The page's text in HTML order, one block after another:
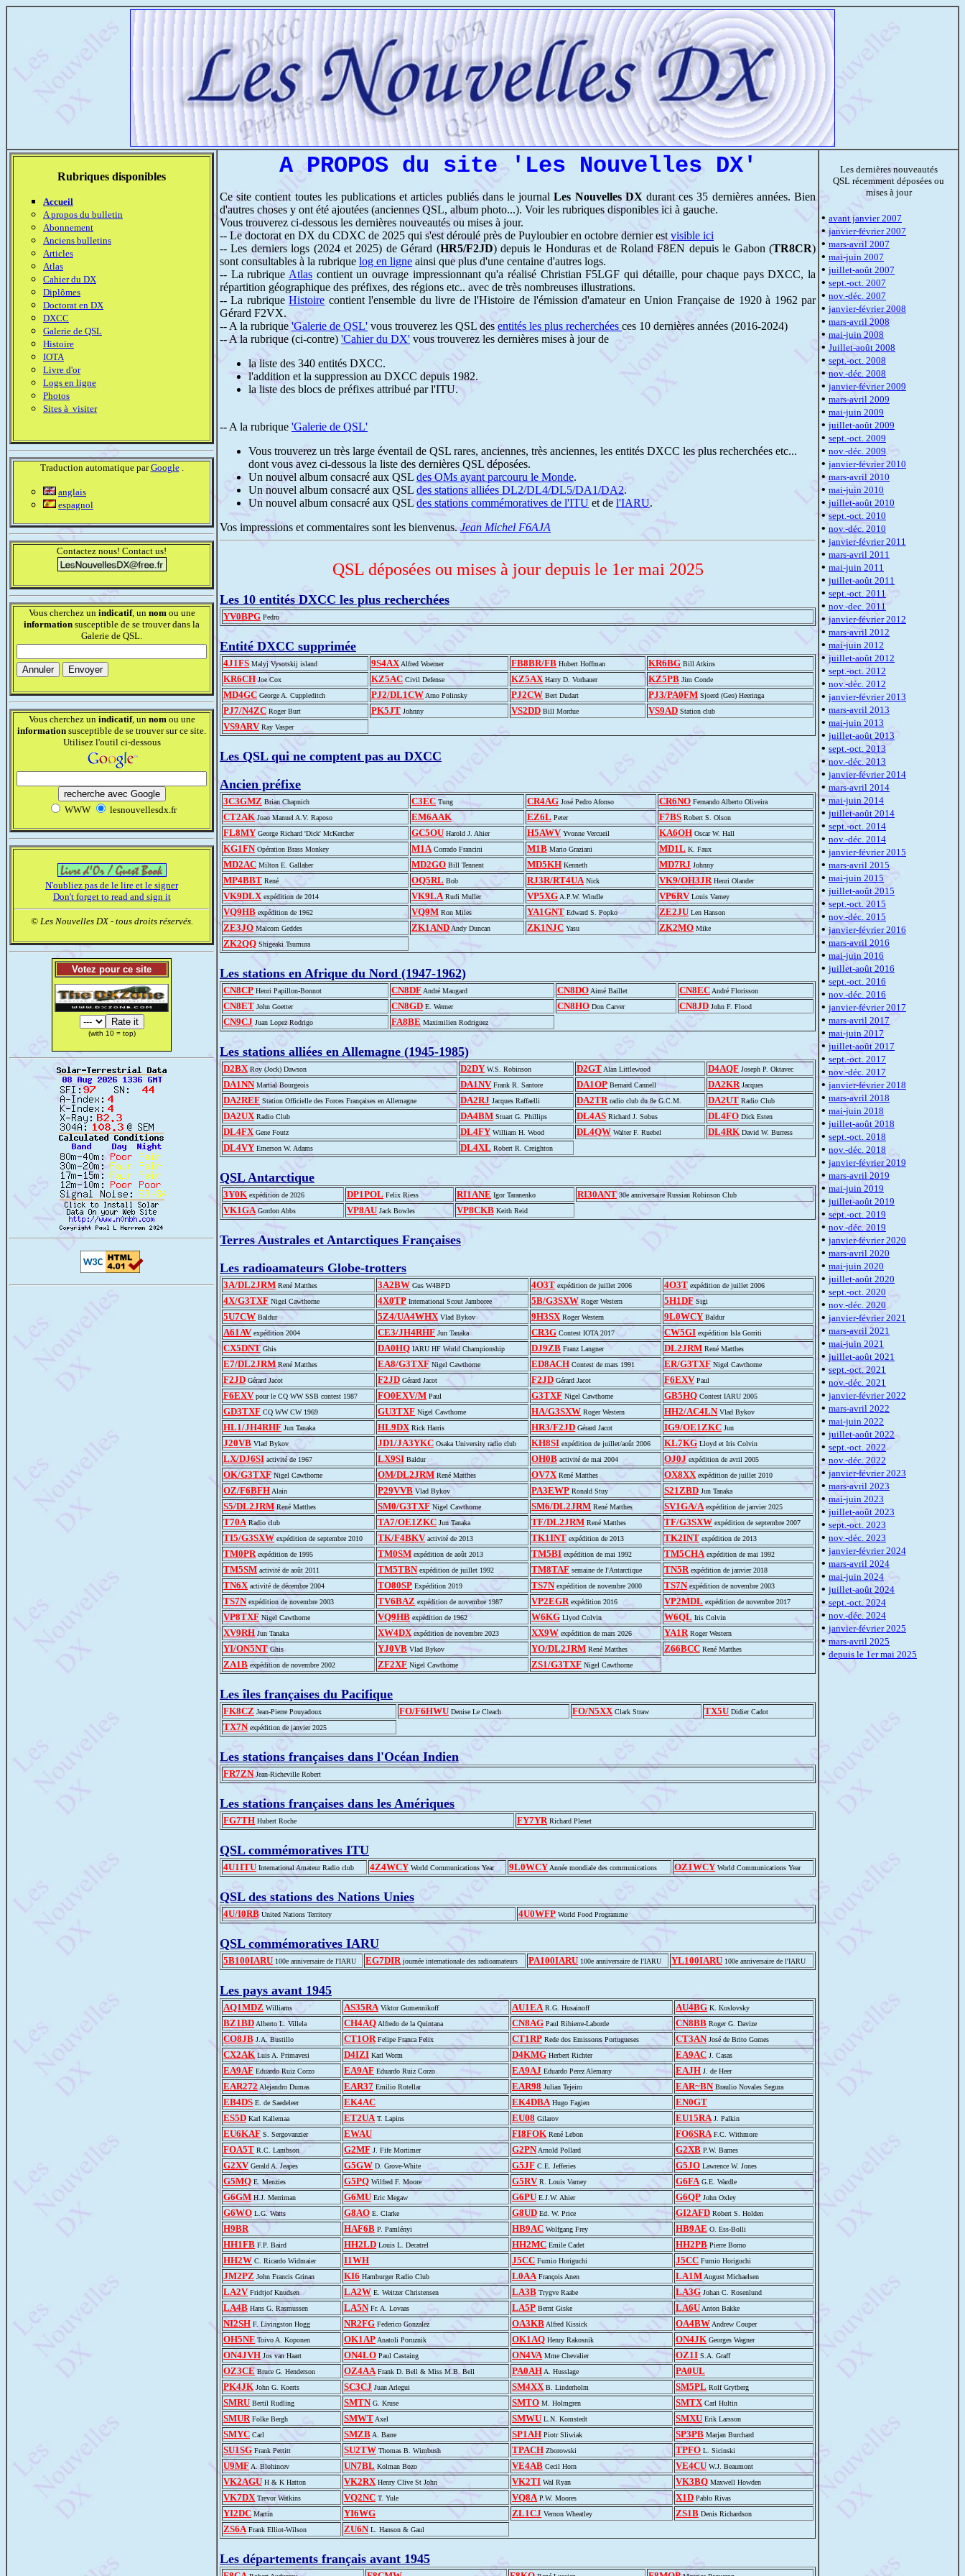
Rubriques disponibles
Accueil
A propos du bulletin
Abonnement
Anciens bulletins
Articles
Atlas
Cahier du DX
Diplômes
Doctorat en DX
DXCC
Galerie de QSL
Histoire
IOTA
Livre d'or
Logs en ligne
Photos
Sites à visiter
Traduction automatique parGoogle.
anglais
espagnol
Contactez nous! Contact us!
Vous cherchez un indicatif, un nomou une
information susceptible de se trouver dans la
Galerie de QSL.
Vous cherchez un indicatif, un nomou une
information susceptible de se trouver sur ce site.
Utilisez l'outil ci-dessous
WWW lesnouvellesdx.fr
N'oubliez pas de le lire et le signer
Don't forget to read and sign it
© Les Nouvelles DX - tous droits réservés.
Votez pour ce site
(with 10 = top)
A PROPOS du site 'Les Nouvelles DX'
Ce site contient toutes les publications et articles publiés dans le journalLes Nouvelles DX durant ces 35 dernières années. Bien
d'autres choses y ont été ajoutées (anciennes QSL, album photo...). Voir les rubriques disponibles ici à gauche.
Vous trouverez ci-dessous les dernières nouveautés ou mises à jour.
-- Le doctorat en DX du CDXC de 2025 qui s'est déroulé près de Puyloubier en octobre dernier est visible ici
-- Les derniers logs (2024 et 2025) de Gérard (HR5/F2JD) depuis le Honduras et de Roland F8EN depuis le Gabon (TR8CR)
sont consultables à la rubrique log en ligne ainsi que plus d'une centaine d'autres logs.
-- La rubrique Atlas contient un ouvrage impressionnant qu'a réalisé Christian F5LGF qui détaille, pour chaque pays DXCC, la
répartition géographique des préfixes, des régions etc.. avec de très nombreuses illustrations.
-- La rubriqueHistoire contient l'ensemble du livre de l'Histoire de l'émission d'amateur en Union Française de 1920 à 1962 par
Gérard F2VX.
-- A la rubrique 'Galerie de QSL' vous trouverez les QSL desentités les plus recherchées ces 10 dernières années (2016-2024)
-- A la rubrique (ci-contre) 'Cahier du DX' vous trouverez les dernières mises à jour de
la liste des 340 entités DXCC.
l'addition et la suppression au DXCC depuis 1982.
la liste des blocs de préfixes attribué par l'ITU.
-- A la rubrique 'Galerie de QSL'
Vous trouverez un très large éventail de QSL rares, anciennes, très anciennes, les entités DXCC les plus recherchées etc...
dont vous avez ci-dessous la liste des dernières QSL déposées.
Un nouvel album consacré aux QSL des OMs ayant parcouru le Monde.
Un nouvel album consacré aux QSL des stations alliées DL2/DL4/DL5/DA1/DA2.
Un nouvel album consacré aux QSLdes stations commémoratives de l'ITU et de l'IARU.
Vos impressions et commentaires sont les bienvenus.Jean Michel F6AJA
QSL déposées ou mises à jour depuis le 1er mai 2025
Les 10 entités DXCC les plus recherchées
YV0BPG Pedro
Entité DXCC supprimée
4J1FS Malyj Vysotskij island 9S4AX Alfred Woerner FB8BR/FB Hubert Hoffman KR6BG Bill Atkins
KR6CH Joe Cox KZ5AC Civil Defense KZ5AX Harry D. Vorhauer KZ5PB Jim Conde
MD4GC George A. Cuppleditch PJ2/DL1CW Arno Polinsky PJ2CW Bert Dudart PJ3/PA0FM Sjoerd (Geo) Heeringa
PJ7/N4ZC Roger Burt PK5JT Johnny VS2DD Bill Mordue VS9AD Station club
VS9ARV Ray Vasper
Les QSL qui ne comptent pas au DXCC
Ancien préfixe
3C3GMZ Brian Chapnich C3EC Tung CR4AG José Pedro Afonso CR6NO Fernando Alberto Oliveira
CT2AK Joao Manuel A.V. Raposo EM6AAK EZ6L Peter F7BS Robert S. Olson
FL8MY George Richard 'Dick' McKercher GC5OU Harold J. Ahier H5AWV Yvonne Vercueil KA6OH Oscar W. Hall
KG1FN Opération Brass Monkey M1A Corrado Francini M1B Mario Graziani MD1L K. Faux
MD2AC Milton E. Gallaher MD2GO Bill Tennent MD5KH Kenneth MD7RJ Johnny
MP4BBT René OQ5RL Bob RJ3R/RT4UA Nick VK9/OH3JR Henri Olander
VK9DLX expédition de 2014 VK9LA Rudi Muller VP5XG A.P.W. Windle VP6RV Louis Varney
VQ9HB expédition de 1962 VQ9M Ron Miles YA1GNT Edward S. Popko ZE2JU Len Hanson
ZE3JO Malcom Geddes ZK1AND Andy Duncan ZK1NJC Yasu ZK2MO Mike
ZK2QQ Shigeaki Tsumura
Les stations en Afrique du Nord (1947-1962)
CN8CP Henri Papillon-Bonnot CN8DF André Maugard CN8DO Aimé Baillet CN8EC André Florisson
CN8ET John Goetter CN8GD E. Werner CN8HO Don Carver CN8JD John F. Flood
CN9CJ Juan Lopez Rodrigo FA8BE Maximilien Rodriguez
Les stations alliées en Allemagne (1945-1985)
D2BX Roy (Jock) Dawson D2DY W.S. Robinson D2GT Alan Littlewood D4AQF Joseph P. Oktavec
DA1NN Martial Bourgeois DA1NV Frank R. Santore DA1OP Bernard Cannell DA2KR Jacques
DA2REF Station Officielle des Forces Françaises en Allemagne DA2RJ Jacques Raffaelli DA2TR radio club du 8e G.C.M. DA2UT Radio Club
DA2UX Radio Club DA4BM Stuart G. Phillips DL4AS Richard J. Sobus DL4FO Dick Esten
DL4FX Gene Foutz DL4FY William H. Wood DL4QW Walter F. Ruebel DL4RK David W. Burress
DL4VY Emerson W. Adams DL4XL Robert R. Creighton
QSL Antarctique
3Y0K expédition de 2026 DP1POL Felix Riess RI1ANE Igor Taranenko RI30ANT 30e anniversaire Russian Robinson Club
VK1GA Gordon Abbs VP8AU Jack Bowles VP8CKB Keith Reid
Terres Australes et Antarctiques Françaises
Les radioamateurs Globe-trotters
3A/DL2JRM René Matthes 3A2BW Gus W4BPD 4O3T expédition de juillet 2006 4O3T expédition de juillet 2006
4X/G3TXF Nigel Cawthorne 4X0TP International Scout Jamboree 5B/G3SXW Roger Western 5H1DF Sigi
5U7CW Baldur 5Z4/UA4WHX Vlad Bykov 9H3SX Roger Western 9L0WCY Baldur
A61AV expédition 2004 CE3/JH4RHF Jun Tanaka CR3G Contest IOTA 2017 CW5GI expédition Isla Gorriti
CX5DNT Ghis DA0HQ IARU HF World Championship DJ9ZB Franz Langner DL2JRM René Matthes
E7/DL2JRM René Matthes EA8/G3TXF Nigel Cawthorne ED8ACH Contest de mars 1991 ER/G3TXF Nigel Cawthorne
F2JD Gérard Jacot F2JD Gérard Jacot F2JD Gérard Jacot F6EXV Paul
F6EXV pour le CQ WW SSB contest 1987 FO0EXV/M Paul G3TXF Nigel Cawthorne GB5HQ Contest IARU 2005
GD3TXF CQ WW CW 1969 GU3TXF Nigel Cawthorne HA/G3SXW Roger Western HH2/AC4LN Vlad Bykov
HL1/JH4RHF Jun Tanaka HL9DX Rick Harris HR3/F2JD Gérard Jacot IG9/OE1ZKC Jun
J20VB Vlad Bykov JD1/JA3YKC Osaka University radio club KH8SI expédition de juillet/août 2006 KL7KG Lloyd et Iris Colvin
LX/DJ6SI activité de 1967 LX9SI Baldur OH0B activité de mai 2004 OJ0J expédition de avril 2005
OK/G3TXF Nigel Cawthorne OM/DL2JRM René Matthes OV7X René Matthes OX8XX expédition de juillet 2010
OZ/F6BFH Alain P29VVB Vlad Bykov PA3EWP Ronald Stuy S21ZBD Jun Tanaka
S5/DL2JRMRené Matthes SM0/G3TXF Nigel Cawthorne SM6/DL2JRM René Matthes SV1GA/A expédition de janvier 2025
T70A Radio club TA7/OE1ZKC Jun Tanaka TF/DL2JRM René Matthes TF/G3SXW expédition de septembre 2007
TI5/G3SXW expédition de septembre 2010 TK/F4BKV activité de 2013 TK1INT expédition de 2013 TK2INT expédition de 2013
TM0PR expédition de 1995 TM0SM expédition de août 2013 TM5BI expédition de mai 1992 TM5CHA expédition de mai 1992
TM5SM activité de août 2011 TM5TBN expédition de juillet 1992 TM8TAF semaine de l'Antarctique TN5R expédition de janvier 2018
TN6X activité de décembre 2004 TO80SP Expédition 2019 TS7N expédition de novembre 2000 TS7N expédition de novembre 2003
TS7N expédition de novembre 2003 TV6BAZ expédition de novembre 1987 VP2EGR expédition 2016 VP2MDL expédition de novembre 2017
VP8TXF Nigel Cawthorne VQ9HB expédition de 1962 W6KG Llyod Colvin W6QL Iris Colvin
XV9RH Jun Tanaka XW4DX expédition de novembre 2023 XX9W expédition de mars 2026 YA1R Roger Western
YI/ON5NT Ghis YJ0VB Vlad Bykov YO/DL2JRM René Matthes Z66BCC René Matthes
ZA1B expédition de novembre 2002 ZF2XF Nigel Cawthorne ZS1/G3TXF Nigel Cawthorne
Les îles françaises du Pacifique
FK8CZ Jean-Pierre Pouyadoux FO/F6HWU Denise Le Cleach FO/N5XX Clark Straw TX5U Didier Cadot
TX7N expédition de janvier 2025
Les stations françaises dans l'Océan Indien
FR7ZN Jean-Richeville Robert
Les stations françaises dans les Amériques
FG7TH Hubert Roche FY7YR Richard Plenet
QSL commémoratives ITU
4U1ITU International Amateur Radio club 4Z4WCY World Communications Year 9L0WCY Année mondiale des communications OZ1WCY World Communications Year
QSL des stations des Nations Unies
4U/I0RB United Nations Territory 4U0WFP World Food Programme
QSL commémoratives IARU
5B100IARU 100e anniversaire de l'IARU EG7DIR journée internationale des radioamateurs PA100IARU 100e anniversaire de l'IARU YL100IARU 100e anniversaire de l'IARU
Les pays avant 1945
AQ1MDZ Williams AS35RA Viktor Gumennikoff AU1EA R.G. Husainoff AU4BG K. Koslovsky
BZ1BD Alberto L. Villela CH4AQ Alfredo de la Quintana CN8AG Paul Ribierre-Laborde CN8BB Roger G. Davize
CO8JB J.A. Bustillo CT1OR Felipe Franca Felix CT1RP Rede dos Emissores Portugueses CT3AN José de Brito Gomes
CX2AK Luis A. Primavesi D4IZI Karl Worm D4KMG Herbert Richter EA9AC J. Casas
EA9AF Eduardo Ruiz Corzo EA9AF Eduardo Ruiz Corzo EA9AJ Eduardo Perez Alemany EAJH J. de Heer
EAR272 Alejandro Dumas EAR37 Emilio Rotellar EAR98 Julian Tejeiro EAR~BN Braulio Novales Segura
EB4DS E. de Saedeleer EK4AC EK4DBA Hugo Fagien
EN0GT
ES5D Karl Kallemaa ET2UA T. Lapins EU08 Gilarov EU15RA J. Palkin
EU6KAF S. Sergovanzier EWAU FI8FOK René Lebon FO6SRA F.C. Withmore
FOA5T R.C. Lambson G2MF J. Fife Mortimer G2PN Arnold Pollard G2XB P.W. Barnes
G2XV Gerald A. Jeapes G5GW D. Grove-White G5JF C.E. Jefferies G5JO Lawrence W. Jones
G5MQ E. Menzies G5PQ Wilfred F. Moore G5RV R. Louis Varney G6FA G.E. Wardle
G6GM H.J. Merriman G6MU Eric Megaw G6PU E.J.W. Ahier G6QP John Oxley
G6WO L.G. Watts G8AO E. Clarke G8UD Ed. W. Price GI2AFD Robert S. Holden
H9BR HAF6B P. Pamlényi HB9AC Wolfgang Frey HB9AE O. Ess-Bolli
HH1FB F.P. Baird HH2LD Louis L. Decatrel HH2MC Emile Cadet HH2PB Pierre Borno
HH2W C. Ricardo Widmaier I1WH J5CC Fumio Horiguchi J5CC Fumio Horiguchi
JM2PZ John Francis Grinan KI6 Hamburger Radio Club L0AA François Anen LA1M August Michaelsen
LA2V Fridtjof Knudsen LA2W E. Weitzer Christensen LA3B Trygve Raabe LA3G Johan C. Rosenlund
LA4B Hans G. Rasmussen LA5N Fr. A. Lovaas LA5P Bernt Giske LA6U Anton Bakke
NI2SH F. Livingston Hogg NR2FG Federico Gonzalez OA3KB Alfred Kissick OA4BW Andrew Couper
OH5NF Toivo A. Koponen OK1AP Anatoli Poruznik OK1AQ Henry Rakosnik ON4JK Georges Wagner
ON4JVH Jos van Haart ON4LO Paul Castaing ON4VA Mme Chevalier OZ1I S.A. Graff
OZ3CE Bruce G. Henderson OZ4AA Frank D. Bell & Miss M.B. Bell PA0AH A. Husslage
PA0UL
PK4JK John G. Koerts SC3CJ Juan Arlegui SM4XX B. Linderholm SM5PL Rolf Grytberg
SMRU Bertil Rudling SMTN G. Kruse SMTO M. Holmgren SMTX Carl Hultin
SMUR Folke Bergh SMWT Axel SMWU L.N. Komstedt SMXU Erik Larsson
SMYC Carl SMZB A. Barre SP1AH Piotr Sliwiak SP3PB Marjan Burchard
SU1SG Frank Pettitt SU2TW Thomas B. Wimbush TPACH Zborowski TPFO L. Sicinski
U9MF A. Blohincev UN7BL Kolman Bozo VE4AB Cecil Horn VE4CU W.J. Beaumont
VK2AGU H & K Hatton VK2RX Henry Clive St John VK2TI Wal Ryan VK3BQ Maxwell Howden
VK7DX Trevor Watkins VQ2NC T. Yule VQ8A P.W. Moores X1D Pablo Rivas
YI2DC Martin YI6WG ZL1CJ Vernon Wheatley ZS1B Denis Richardson
ZS6A Frank Elliot-Wilson ZU6N L. Hanson & Gaul
Les départements français avant 1945
Les dernières nouveautés
QSL récemment déposées ou
mises à jour
• avant janvier 2007
• janvier-février 2007
• mars-avril 2007
• mai-juin 2007
• juillet-août 2007
• sept.-oct. 2007
• nov.-déc. 2007
• janvier-février 2008
• mars-avril 2008
•mai-juin 2008
• Juillet-août 2008
• sept.-oct. 2008
• nov.-déc. 2008
• janvier-février 2009
• mars-avril 2009
• mai-juin 2009
• juillet-août 2009
• sept.-oct. 2009
• nov.-déc. 2009
• janvier-février 2010
•mars-avril 2010
• mai-juin 2010
• juillet-août 2010
• sept.-oct. 2010
• nov.-déc. 2010
• janvier-février 2011
• mars-avril 2011
• mai-juin 2011
• juillet-août 2011
• sept.-oct. 2011
• nov.-dec. 2011
• janvier-février 2012
• mars-avril 2012
• mai-juin 2012
• juillet-août 2012
• sept.-oct. 2012
• nov.-déc. 2012
• janvier-février 2013
• mars-avril 2013
• mai-juin 2013
• juillet-août 2013
• sept.-oct. 2013
• nov.-déc. 2013
• janvier-février 2014
• mars-avril 2014
• mai-juin 2014
• juillet-août 2014
• sept.-oct. 2014
• nov.-déc. 2014
• janvier-février 2015
• mars-avril 2015
• mai-juin 2015
• juillet-août 2015
• sept.-oct. 2015
• nov.-déc. 2015
• janvier-février 2016
• mars-avril 2016
• mai-juin 2016
• juillet-août 2016
• sept.-oct. 2016
• nov.-déc. 2016
• janvier-février 2017
• mars-avril 2017
• mai-juin 2017
• juillet-août 2017
• sept.-oct. 2017
• nov.-déc. 2017
• janvier-février 2018
• mars-avril 2018
• mai-juin 2018
• juillet-août 2018
• sept.-oct. 2018
• nov.-déc. 2018
• janvier-février 2019
• mars-avril 2019
• mai-juin 2019
• juillet-août 2019
• sept.-oct. 2019
• nov.-déc. 2019
• janvier-février 2020
• mars-avril 2020
• mai-juin 2020
• juillet-août 2020
• sept.-oct. 2020
• nov.-déc. 2020
• janvier-février 2021
• mars-avril 2021
• mai-juin 2021
• juillet-août 2021
• sept.-oct. 2021
• nov.-déc. 2021
• janvier-février 2022
• mars-avril 2022
• mai-juin 2022
• juillet-août 2022
• sept.-oct. 2022
• nov.-déc. 2022
• janvier-février 2023
• mars-avril 2023
• mai-juin 2023
• juillet-août 2023
• sept.-oct. 2023
• nov.-déc. 2023
• janvier-février 2024
• mars-avril 2024
• mai-juin 2024
• juillet-août 2024
•sept.-oct. 2024
• nov.-déc. 2024
• janvier-février 2025
• mars-avril 2025
• depuis le 1er mai 2025